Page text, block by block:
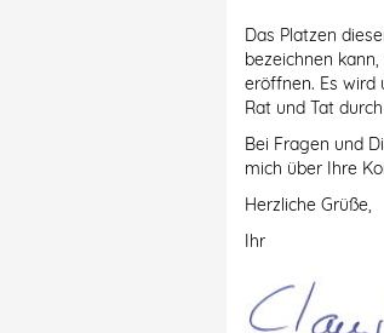
Das Platzen
bezeichnen
eröffnen. Es wird
Rat und Tat
Bei Fragen und
mich über Ihre
Herzliche Grüße,
Ihr